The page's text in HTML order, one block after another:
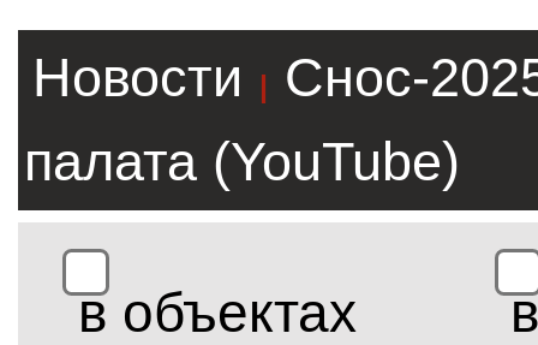
Новости |
Снос-
палата (YouTube)
в объектах
в